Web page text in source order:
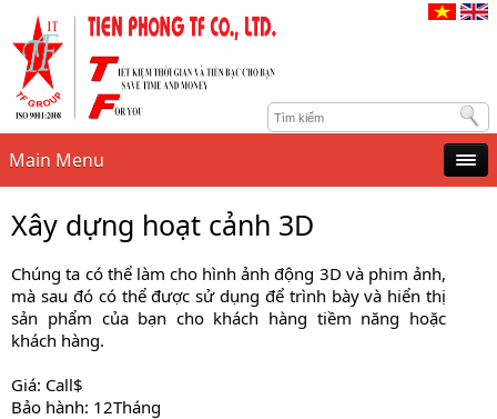
Main Menu
Xây dựng hoạt cảnh 3D
Chúng ta có thể làm cho hình ảnh động 3D và phim ảnh,
mà sau đó có thể được sử dụng để trình bày và hiển thị
sản phẩm của bạn cho khách hàng tiềm năng hoặc
khách hàng.
Giá: Call$
Bảo hành: 12Tháng